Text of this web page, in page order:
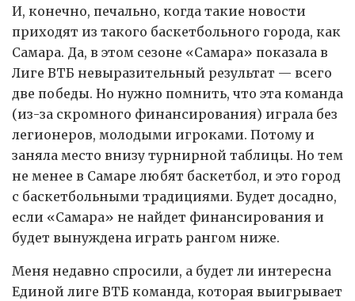
И, конечно, печально, когда такие новости
приходят из такого баскетбольного города, как
Самара. Да, в этом сезоне «Самара» показала в
Лиге ВТБ невыразительный результат — всего
две победы. Но нужно помнить, что эта команда
(из-за скромного финансирования) играла без
легионеров, молодыми игроками. Потому и
заняла место внизу турнирной таблицы. Но тем
не менее в Самаре любят баскетбол, и это город
с баскетбольными традициями. Будет досадно,
если «Самара» не найдет финансирования и
будет вынуждена играть рангом ниже.
Меня недавно спросили, а будет ли интересна
Единой лиге ВТБ команда, которая выигрывает